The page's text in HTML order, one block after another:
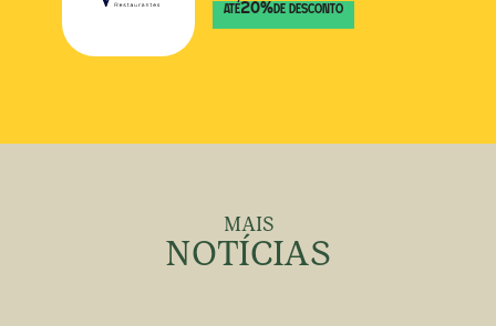
ATÉ20% DE DESCONTO
MAIS
NOTÍCIAS